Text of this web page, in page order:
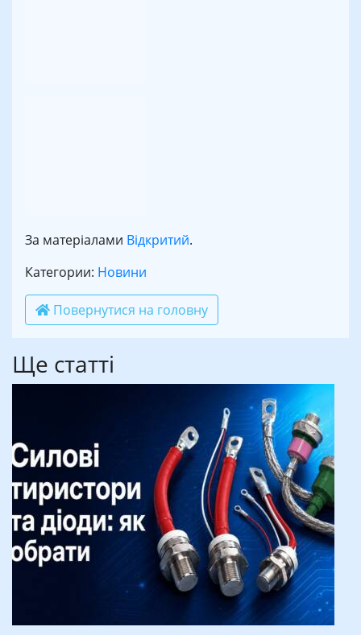
За матеріалами Відкритий.
Категории: Новини
Повернутися на головну
Ще статті